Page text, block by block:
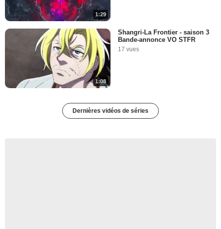
1:29
1:08
Shangri-La Frontier - saison 3
Bande-annonce VO STFR
17 vues
Dernières vidéos de séries